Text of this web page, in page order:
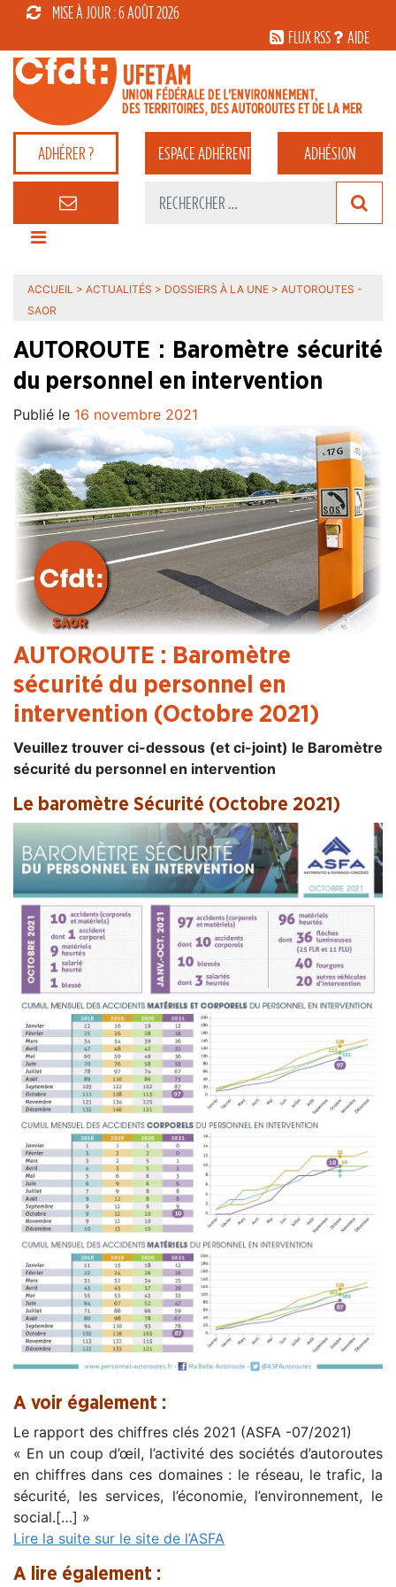
MISE À JOUR : 6 AOÛT 2026
FLUX RSS
AIDE
ADHÉRER ? ESPACEADHÉRENT ADHÉSION
ACCUEIL > ACTUALITÉS > DOSSIERS À LA UNE > AUTOROUTES -
SAOR
AUTOROUTE : Baromètre sécurité
du personnel en intervention
Publié le 16 novembre 2021
AUTOROUTE : Baromètre
sécurité du personnel en
intervention (Octobre 2021)
Veuillez trouver ci-dessous (et ci-joint) le Baromètre
sécurité du personnel en intervention
Le baromètre Sécurité (Octobre 2021)
A voir également :
Le rapport des chiffres clés 2021 (ASFA -07/2021)
« En un coup d’œil, l’activité des sociétés d’autoroutes
en chiffres dans ces domaines : le réseau, le trafic, la
sécurité, les services, l’économie, l’environnement, le
social.[…] »
Lire la suite sur le site de l’ASFA
A lire également :